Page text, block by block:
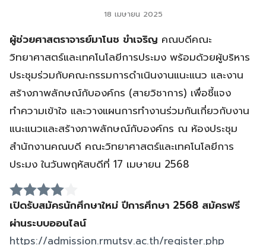
18 เมษายน 2025
ผู้ช่วยศาสตราจารย์มาโนช ขำเจริญ คณบดีคณะ
วิทยาศาสตร์และเทคโนโลยีการประมง พร้อมด้วยผู้บริหาร
ประชุมร่วมกับคณะกรรมการดำเนินงานแนะแนว และงาน
สร้างภาพลักษณ์กับองค์กร (สายวิชาการ) เพื่อชี้แจง
ทำความเข้าใจ และวางแผนการทำงานร่วมกันเกี่ยวกับงาน
แนะแนวและสร้างภาพลักษณ์กับองค์กร ณ ห้องประชุม
สำนักงานคณบดี คณะวิทยาศาสตร์และเทคโนโลยีการ
ประมง ในวันพฤหัสบดีที่ 17 เมษายน 2568
เปิดรับสมัครนักศึกษาใหม่ ปีการศึกษา 2568 สมัครฟรี
ผ่านระบบออนไลน์
https://admission.rmutsv.ac.th/register.php